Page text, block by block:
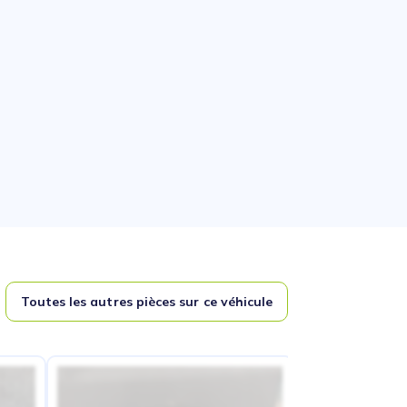
Toutes les autres pièces sur ce véhicule